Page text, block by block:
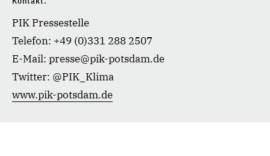
PIK Pressestelle
Telefon: +49 (0)331 288 2507
E-Mail: presse@pik-potsdam.de
Twitter: @PIK_Klima
www.pik-potsdam.de